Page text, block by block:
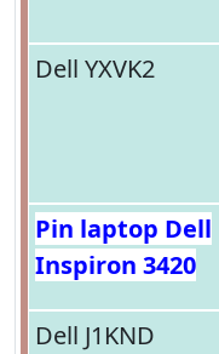
Dell YXVK2
Pin laptop Dell
Inspiron 3420
Dell J1KND